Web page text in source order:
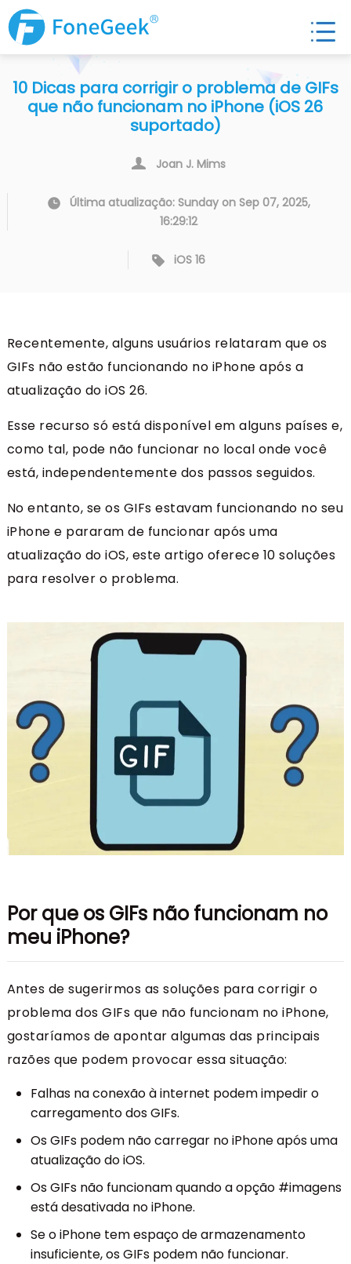
10 Dicas para corrigir o problema de GIFs
que não funcionam no iPhone (iOS 26
suportado)
Joan J. Mims
Última atualização: Sunday on Sep 07, 2025,
16:29:12
iOS 16
Recentemente, alguns usuários relataram que os
GIFs não estão funcionando no iPhone após a
atualização do iOS 26.
Esse recurso só está disponível em alguns países e,
como tal, pode não funcionar no local onde você
está, independentemente dos passos seguidos.
No entanto, se os GIFs estavam funcionando no seu
iPhone e pararam de funcionar após uma
atualização do iOS, este artigo oferece 10 soluções
para resolver o problema.
Por que os GIFs não funcionam no
meu iPhone?
Antes de sugerirmos as soluções para corrigir o
problema dos GIFs que não funcionam no iPhone,
gostaríamos de apontar algumas das principais
razões que podem provocar essa situação:
Falhas na conexão à internet podem impedir o
carregamento dos GIFs.
Os GIFs podem não carregar no iPhone após uma
atualização do iOS.
Os GIFs não funcionam quando a opção #imagens
está desativada no iPhone.
Se o iPhone tem espaço de armazenamento
insuficiente, os GIFs podem não funcionar.